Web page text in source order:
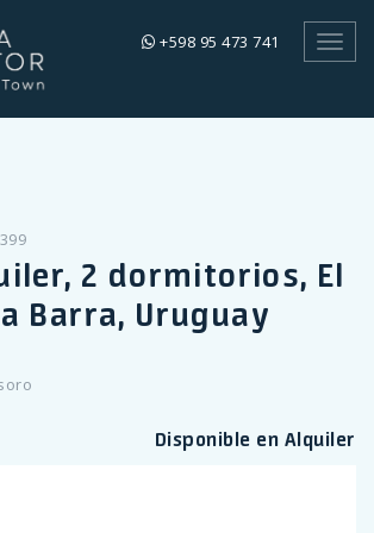
+598 95 473 741
2 dormitorios, El
Barra, Uruguay
Disponible en Alquiler